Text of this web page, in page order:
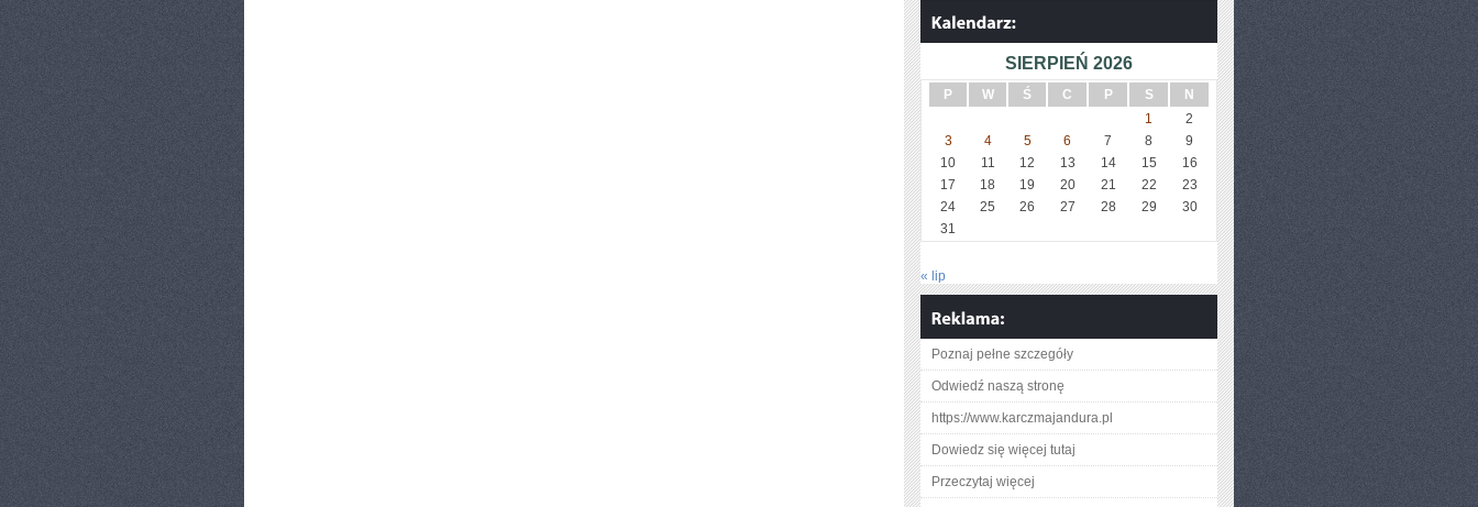
SIERPIEŃ 2026
P W Ś C P S
N
1
2
3
4 5 6 7 8
9
10
11 12 13 14 15
16
17
18 19 20 21 22
23
24
25 26 27 28 29
30
31
« lip
Poznaj pełne szczegóły
Odwiedź naszą stronę
https://www.karczmajandura.pl
Dowiedz się więcej tutaj
Przeczytaj więcej